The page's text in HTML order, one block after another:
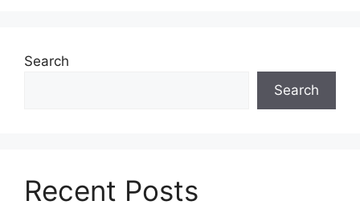
Search
Search
Recent Posts